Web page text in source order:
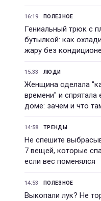
16:19 ПОЛЕЗНОЕ
Гениальный трюк с
бутылкой: как
жару без
15:33 ЛЮДИ
Женщина сделала
времени" и спрятала
доме: зачем и что
14:58 ТРЕНДЫ
Не спешите
7 вещей, которые
если вес поменялся
14:53 ПОЛЕЗНОЕ
Выкопали лук? Не